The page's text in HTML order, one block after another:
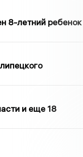
8-летний ребенок
и еще 18